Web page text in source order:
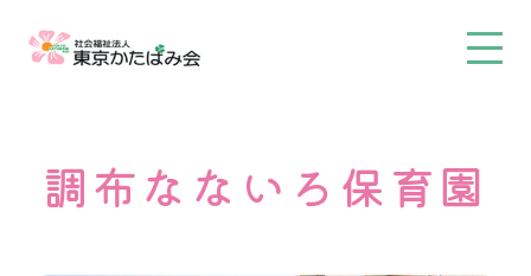
調布なないろ保育園